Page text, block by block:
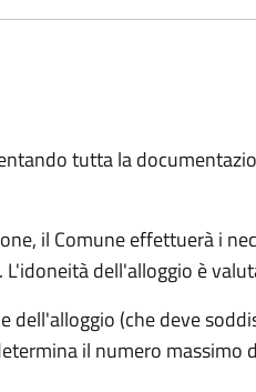
tutta la
il Comune effettuerà i
dell'alloggio è
dell'alloggio (che deve
il numero massimo